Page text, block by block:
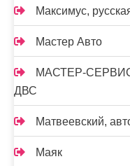
Максимус,
Мастер Авто
МАСТЕР-СЕРВИС,
ДВС
Матвеевский,
Маяк